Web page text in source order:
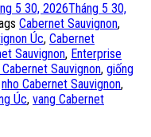
5 30, 2026Tháng 5 30,
Cabernet Sauvignon,
Úc, Cabernet
Sauvignon, Enterprise
Sauvignon, giống
nho Cabernet Sauvignon,
Úc, vang Cabernet